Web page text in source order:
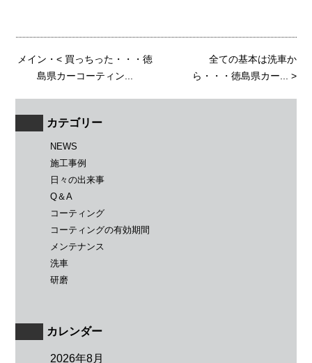
メイン ・< 買っちった・・・徳
島県カーコーティン...
全ての基本は洗車か
ら・・・徳島県カー... >
カテゴリー
NEWS
施工事例
日々の出来事
Q＆A
コーティング
コーティングの有効期間
メンテナンス
洗車
研磨
カレンダー
2026年8月